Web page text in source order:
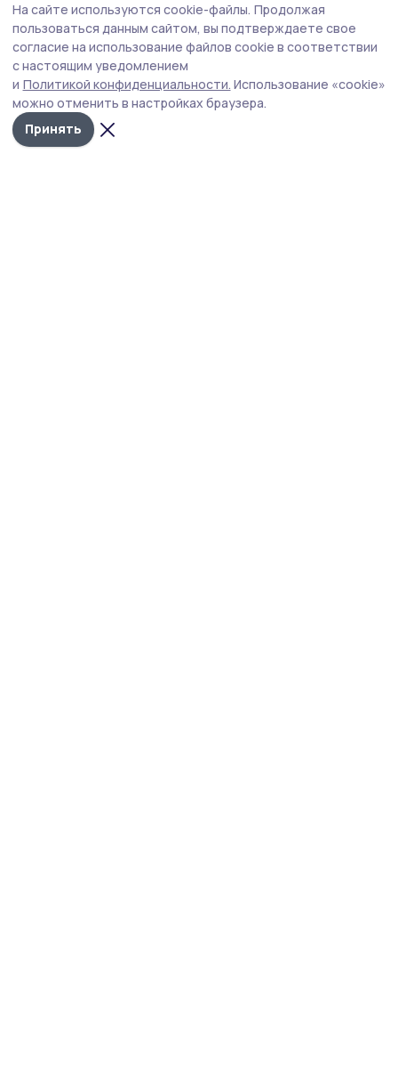
День молодёжи в Пичаеве встретят
праздником, музыкой и наградами
В воскресенье, 28 июня, центральная площадь села
станет главной точкой притяжения для молодёжи и
всех, кто хочет весело провести вечер. В программе —
чествование медалистов, награждение самых
активных, выступления творческих коллективов и
На сайте используются cookie-файлы. Продолжая
пользоваться данным сайтом, вы подтверждаете свое
согласие на использование файлов cookie в соответствии
с настоящим уведомлением
и Политикой конфиденциальности. Использование «cookie»
можно отменить в настройках браузера.
Принять